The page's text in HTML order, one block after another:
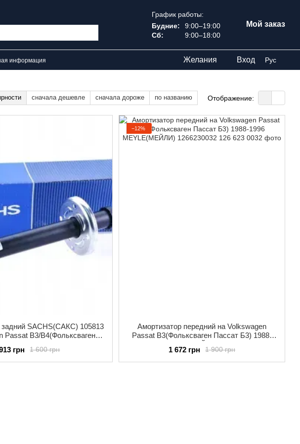
График работы:
Будние:
9:00–19:00
Сб:
9:00–18:00
Мой заказ
информация Желания Вход Рус
сначала дешевле сначала дороже по названию Отображение:
задний SACHS(САКС) 105813
Passat B3/B4(Фольксваген
1 600 грн
грн
−12%
Амортизатор передний на Volkswagen
Passat B3(Фольксваген Пассат Б3) 1988-
1 900 грн
1 672 грн